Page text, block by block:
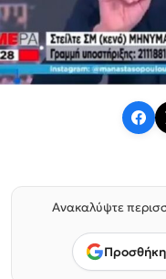
Ανακαλύψτε
Προσθήκη